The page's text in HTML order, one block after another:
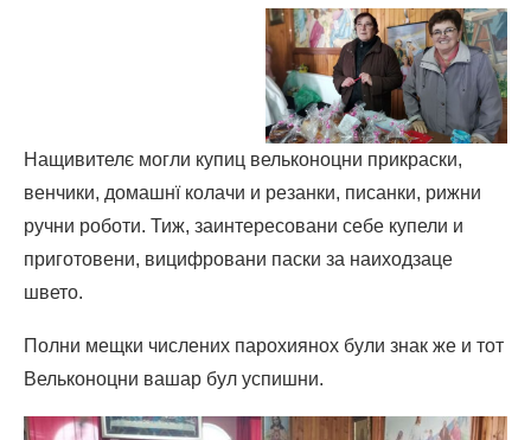
Нащивителє могли купиц вельконоцни прикраски,
венчики, домашнї колачи и резанки, писанки, рижни
ручни роботи. Тиж, заинтересовани себе купели и
приготовени, вицифровани паски за наиходзаце
швето.
Полни мещки числених парохиянох були знак же и тот
Вельконоцни вашар бул успишни.